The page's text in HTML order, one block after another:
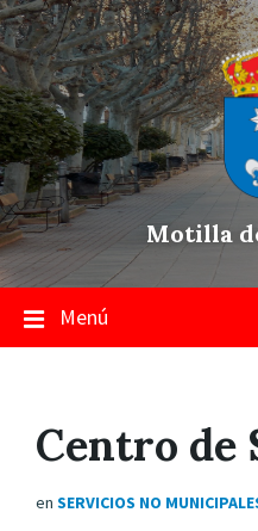
Skip
to
content
Saltar
a
la
navegación
principal
Saltar
a
pie
de
página
Motilla
Menú
Centro de
en SERVICIOS NO